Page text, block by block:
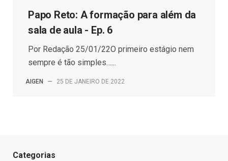
Papo Reto: A formação para além da
sala de aula - Ep. 6
Por Redação 25/01/22O primeiro estágio nem
sempre é tão simples…...
AIGEN — 25 DE JANEIRO DE 2022
Categorias